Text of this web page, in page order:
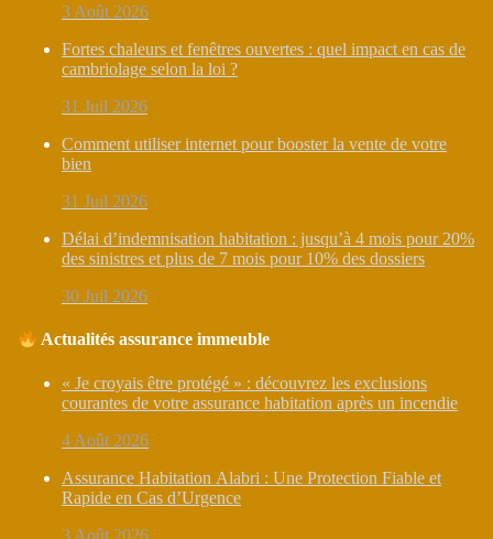
3 Août 2026
Fortes chaleurs et fenêtres ouvertes : quel impact en cas de
cambriolage selon la loi ?
31 Juil 2026
Comment utiliser internet pour booster la vente de votre
bien
31 Juil 2026
Délai d’indemnisation habitation : jusqu’à 4 mois pour 20%
des sinistres et plus de 7 mois pour 10% des dossiers
30 Juil 2026
Actualités assurance immeuble
« Je croyais être protégé » : découvrez les exclusions
courantes de votre assurance habitation après un incendie
4 Août 2026
Assurance Habitation Alabri : Une Protection Fiable et
Rapide en Cas d’Urgence
3 Août 2026